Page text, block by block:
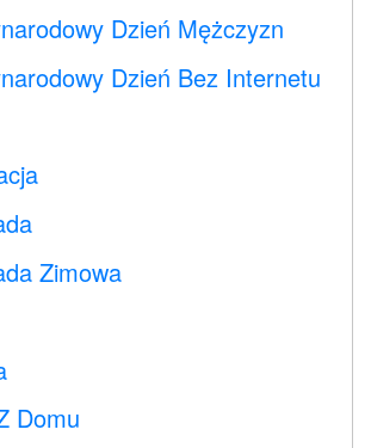
Dzień Mężczyzn
Dzień Bez Internetu
Zimowa
Domu